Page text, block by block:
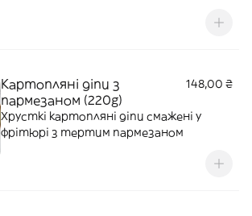
Картопляні діпи з
пармезаном (220g)
148,00 ₴
Хрусткі картопляні діпи смажені у
фрітюрі з тертим пармезаном